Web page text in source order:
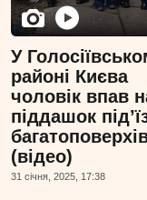
У
районі Києва
чоловік впав
піддашок
(відео)
31 сiчня, 2025, 17:38